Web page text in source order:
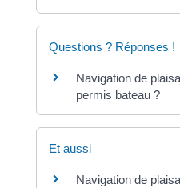
Questions ? Réponses !
Navigation de
permis bateau ?
Et aussi
Navigation de